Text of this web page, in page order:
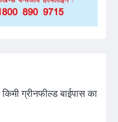
ग्रीनफील्ड बाईपास का